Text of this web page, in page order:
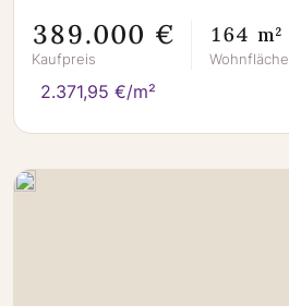
389.000 €
Kaufpreis
164 m²
Wohnfläche
2.371,95 €/m²